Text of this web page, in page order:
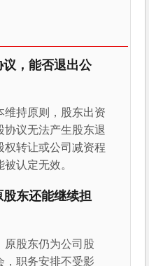
，能否退出公
维持原则，股东出资
协议无法产生股东退
权转让或公司减资程
认定无效。
东还能继续担
原股东仍为公司股
，职务安排不受影